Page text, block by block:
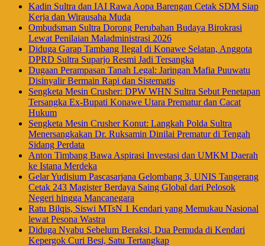
Kadin Sultra dan IAI Rawa Aopa Barengan Cetak SDM Siap
Kerja dan Wirausaha Muda
Ombudsman Sultra Dorong Perubahan Budaya Birokrasi
Lewat Penilaian Maladministrasi 2026
Diduga Garap Tambang Ilegal di Konawe Selatan, Anggota
DPRD Sultra Suparjo Resmi Jadi Tersangka
Dugaan Perampasan Tanah Legal: Jaringan Mafia Puuwatu
Disinyalir Bermain Rapi dan Sistematis
Sengketa Mesin Crusher: DPW WHN Sultra Sebut Penetapan
Tersangka Ex-Bupati Konawe Utara Prematur dan Cacat
Hukum
Sengketa Mesin Crusher Konut: Langkah Polda Sultra
Menersangkakan Dr. Ruksamin Dinilai Prematur di Tengah
Sidang Perdata
Anton Timbang Bawa Aspirasi Investasi dan UMKM Daerah
ke Istana Merdeka
Gelar Yudisium Pascasarjana Gelombang 3, UNIS Tangerang
Cetak 243 Magister Berdaya Saing Global dari Pelosok
Negeri hingga Mancanegara
Ratu Bilqis, Siswi MTsN 1 Kendari yang Memukau Nasional
lewat Pesona Wastra
Diduga Nyabu Sebelum Beraksi, Dua Pemuda di Kendari
Kepergok Curi Besi, Satu Tertangkap